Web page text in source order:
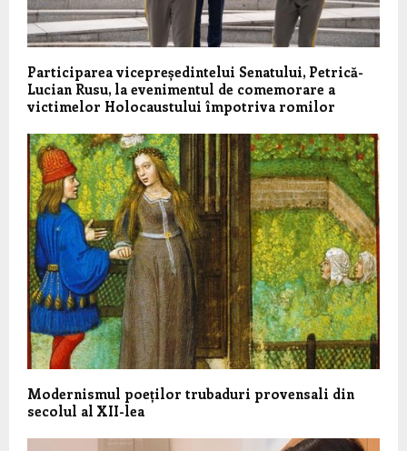
Participarea vicepreședintelui Senatului, Petrică-
Lucian Rusu, la evenimentul de comemorare a
victimelor Holocaustului împotriva romilor
Modernismul poeților trubaduri provensali din
secolul al XII-lea